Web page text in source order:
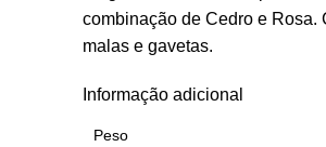
combinação de Cedro e Rosa.
malas e gavetas.
Informação adicional
Peso